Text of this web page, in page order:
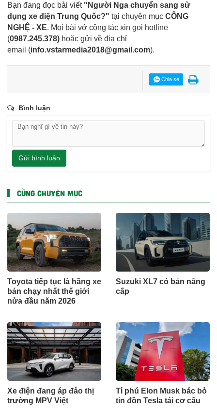
Bạn đang đọc bài viết "Người Nga chuyển sang sử
dụng xe điện Trung Quốc?" tại chuyên mục CÔNG
NGHỆ - XE. Mọi bài vở cộng tác xin gọi hotline
(0987.245.378) hoặc gửi về địa chỉ
email (info.vstarmedia2018@gmail.com).
Chia sẻ
Bình luận
Gửi bình luận
CÙNG CHUYÊN MỤC
Toyota tiếp tục là hãng xe
bán chạy nhất thế giới
nửa đầu năm 2026
Suzuki XL7 có bản nâng
cấp
Xe điện đang áp đảo thị
trường MPV Việt
Tỉ phú Elon Musk bác bỏ
tin đồn Tesla tái cơ cấu